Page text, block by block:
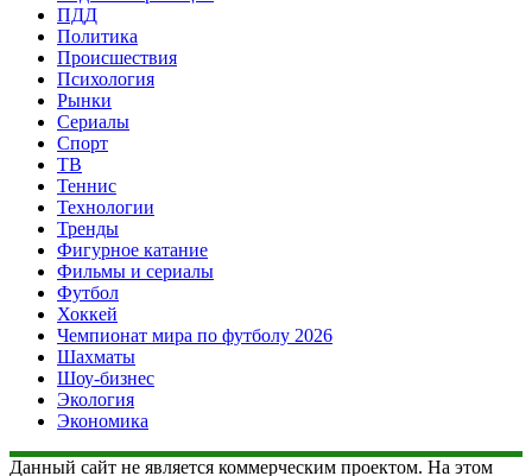
ПДД
Политика
Происшествия
Психология
Рынки
Сериалы
Спорт
ТВ
Теннис
Технологии
Тренды
Фигурное катание
Фильмы и сериалы
Футбол
Хоккей
Чемпионат мира по футболу 2026
Шахматы
Шоу-бизнес
Экология
Экономика
Данный сайт не является коммерческим проектом. На этом